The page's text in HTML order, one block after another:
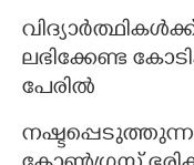
ലഭിക്കേണ്ട
പേരിൽ